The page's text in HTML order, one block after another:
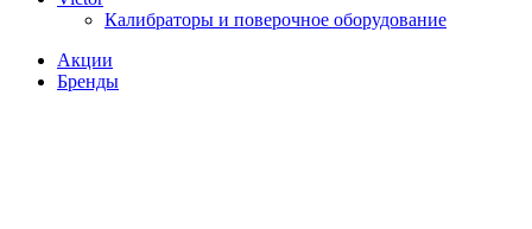
Калибраторы и поверочное оборудование
Акции
Бренды